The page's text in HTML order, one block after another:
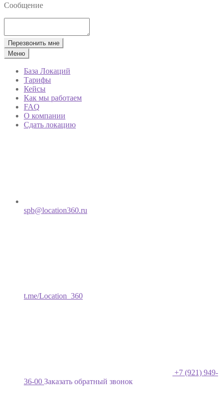
Сообщение
Перезвонить мне
Меню
База Локаций
Тарифы
Кейсы
Как мы работаем
FAQ
О компании
Сдать локацию
spb@location360.ru
t.me/Location_360
+7 (921) 949-
36-00 Заказать обратный звонок